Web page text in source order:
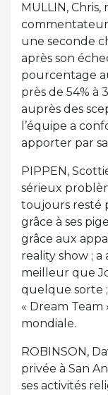
MULLIN,
commentateur
une seconde
après son
pourcentage
près de 54% à
auprès des
l’équipe a
apporter par
PIPPEN,
sérieux
toujours resté
grâce à ses
grâce aux
reality show ;
meilleur que
quelque sorte
« Dream Team
mondiale.
ROBINSON,
privée à San
ses activités